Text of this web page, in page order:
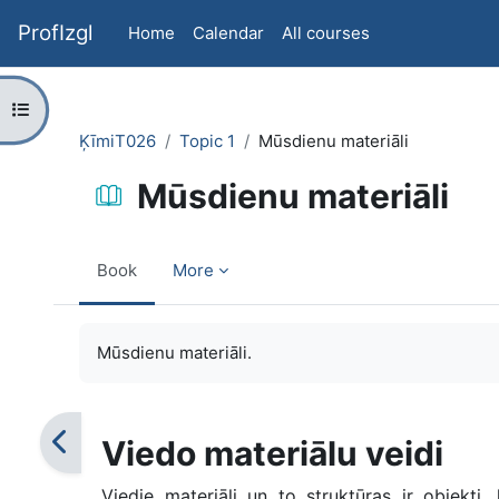
ProfIzgl Home Calendar All courses
Open course index
ĶīmiT026
Topic 1 Mūsdienu materiāli
Mūsdienu materiāli
Book More
Mūsdienu materiāli.
Viedo materiālu veidi